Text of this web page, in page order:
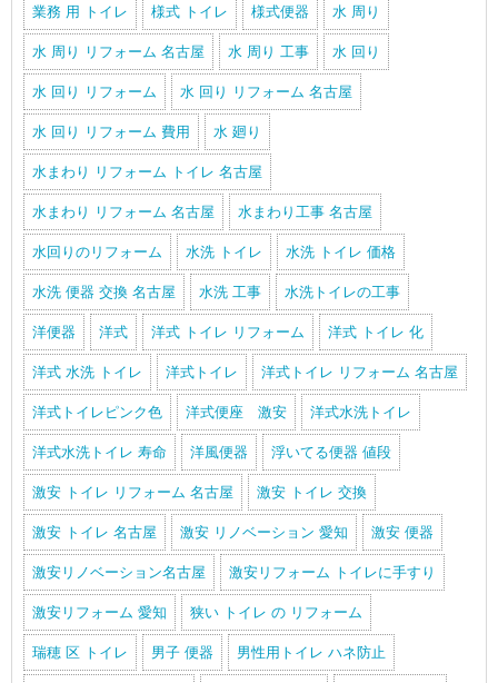
業務 用 トイレ 様式 トイレ 様式便器 水 周り
水 周り リフォーム 名古屋 水 周り 工事 水 回り
水 回り リフォーム 水 回り リフォーム 名古屋
水 回り リフォーム 費用 水 廻り
水まわり リフォーム トイレ 名古屋
水まわり リフォーム 名古屋 水まわり工事 名古屋
水回りのリフォーム 水洗 トイレ 水洗 トイレ 価格
水洗 便器 交換 名古屋 水洗 工事 水洗トイレの工事
洋便器 洋式 洋式 トイレ リフォーム 洋式 トイレ 化
洋式 水洗 トイレ 洋式トイレ 洋式トイレ リフォーム 名古屋
洋式トイレピンク色 洋式便座 激安 洋式水洗トイレ
洋式水洗トイレ 寿命 洋風便器 浮いてる便器 値段
激安 トイレ リフォーム 名古屋 激安 トイレ 交換
激安 トイレ 名古屋 激安 リノベーション 愛知 激安 便器
激安リノベーション名古屋 激安リフォーム トイレに手すり
激安リフォーム 愛知 狭い トイレ の リフォーム
瑞穂 区 トイレ 男子 便器 男性用トイレ ハネ防止